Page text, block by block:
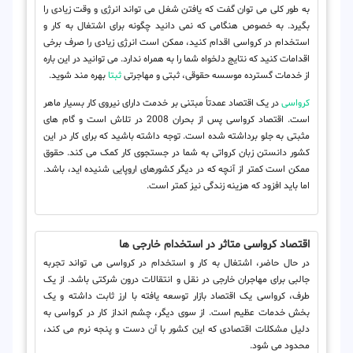
به طور کلی می توان گفت که یافتن شغل می تواند انرژی و وقت زیادی را
بگیرد. به خصوص هنگامی که نمی دانید چگونه برای اشتغال به کار و
استخدام در کرواسی اقدام کنید، ممکن است انرژی زیادی را صرف برخی
اقدامات کنید که نتایج دلخواه شما را به همراه ندارد. می توانید در این باره
از خدمات گسترده موسسه حقوقی، ثبتی و مهاجرتیثبتا بهره مند شوید.
کرواسیدر یک اقتصاد عمدتاً مبتنی بر خدمت دارای نیروی کار بسیار ماهر
است. اقتصاد کرواسی پس از بحران 2008 در تلاش است و گام های
مثبتی به جلو برداشته شده است. توجه داشته باشید که برای کار در این
کشور دانستن زبان کرواتی به شما در جستجوی کار کمک می کند. حقوق
ممکن است کمتر از آنچه که در دیگر کشورهای اروپایی شنیده اید، باشد.
اما باید افزود که هزینه زندگی نیز کمتر است.
اقتصاد کرواسی متاثر در استخدام خارجی ها
در حال حاضر، اشتغال به کار و استخدام در کرواسی می تواند تجربه
جالبی برای مهاجران خارجی در نقل و انتقالات درون شرکتی باشد. از یک
طرف، کرواسی یک اقتصاد بازار توسعه یافته با ارز ثابت داشته و یک
بخش خدمات عظیم است. از سوی دیگر، چشم انداز کار در کرواسی به
دلیل مشکلات اقتصادی که این کشور با آن دست و پنجه نرم می کند،
محدود می شود.